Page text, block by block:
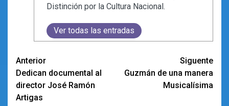
Distinción por la Cultura Nacional.
Ver todas las entradas
Navegación
de
entradas
Anterior
Dedican documental al
director José Ramón
Artigas
Siguente
Guzmán de una manera
Musicalísima